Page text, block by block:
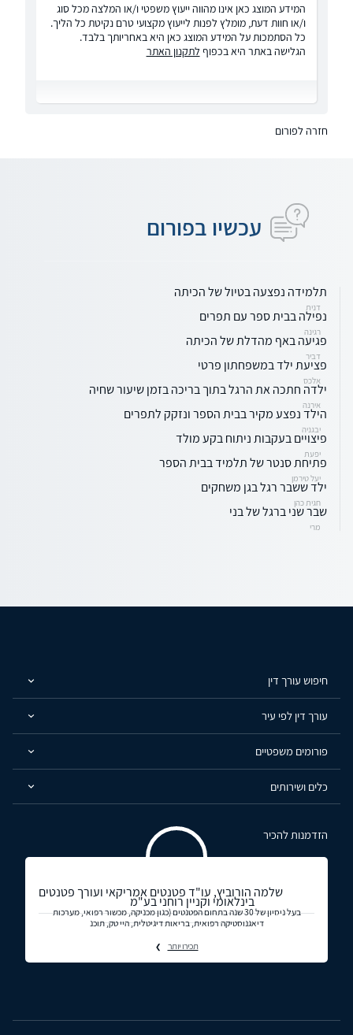
המידע המוצג כאן אינו מהווה ייעוץ משפטי ו/או המלצה מכל סוג
ו/או חוות דעת, מומלץ לפנות לייעוץ מקצועי טרם נקיטת כל הליך.
כל הסתמכות על המידע המוצג כאן היא באחריותך בלבד.
הגלישה באתר היא בכפוף לתקנון האתר
חזרה לפורום
עכשיו בפורום
תלמידה נפצעה בטיול של הכיתה
דנית
נפילה בבית ספר עם תפרים
רגינה
פגיעה באף מהדלת של הכיתה
דביר
פציעת ילד במשפחתון פרטי
אלכס
ילדה חתכה את הרגל בתוך בריכה בזמן שיעור שחיה
אירנה
הילד נפצע מקיר בבית הספר ונזקק לתפרים
יבגניה
פיצויים בעקבות ניתוח בקע מולד
יפעת
פתיחת סנטר של תלמיד בבית הספר
יעל טירמן
ילד ששבר רגל בגן משחקים
חגית כהן
שבר שני ברגל של בני
מרי
חיפוש עורך דין
עורך דין לפי עיר
פורומים משפטיים
כלים ושירותים
הזדמנות להכיר
שלמה הורוביץ, עו"ד פטנטים אמריקאי ועורך פטנטים
בינלאומי וקניין רוחני בע"מ
בעל ניסיון של 30 שנה בתחום הפטנטים (כגון מכניקה, מכשור רפואי, מערכות
דיאגנוסטיקה רפואית, בריאות דיגיטלית, היי טק, תוכנ
תכירו יותר